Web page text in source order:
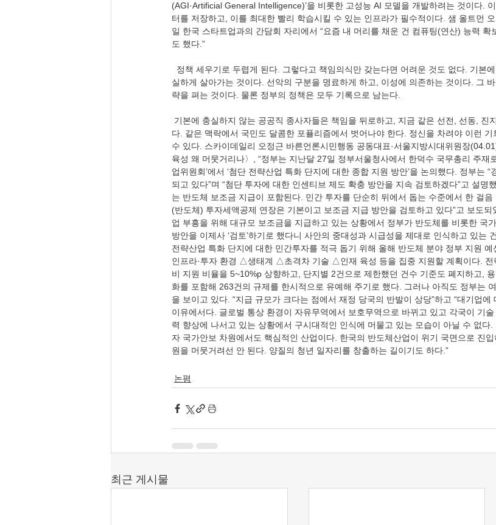
(AGI·Artificial General Intelligence)’을 비롯한 고성능 AI 모델을 개발하려는 것이다.
터를 저장하고, 이를 최대한 빨리 학습시킬 수 있는 인프라가 필수적이다. 샘 올트먼
일 한국 스타트업과의 간담회 자리에서 “요즘 내 머리를 채운 건 컴퓨팅(연산) 능력 확
도 했다.”
실하게 살아가는 것이다. 선악의 구분을 명료하게 하고, 이성에 의존하는 것이다. 그
략을 펴는 것이다. 물론 정부의 정책은 모두 기록으로 남는다.
다. 같은 맥락에서 국민도 달콤한 포퓰리즘에서 벗어나야 한다. 정신을 차려야 이런
수 있다. 스카이데일리 오정근 바른언론시민행동 공동대표·서울지방시대위원장
육성 왜 머뭇거리나〉, “정부는 지난달 27일 정부서울청사에서 한덕수 국무총리 주재
업위원회’에서 ‘첨단 전략산업 특화 단지에 대한 종합 지원 방안’을 논의했다. 정부는
되고 있다”며 “첨단 투자에 대한 인센티브 제도 확충 방안을 지속 검토하겠다”고 설명
는 반도체 보조금 지급이 포함된다. 민간 투자를 단순히 뒤에서 돕는 수준에서 한 걸음
(반도체) 투자세액공제 연장은 기본이고 보조금 지급 방안을 검토하고 있다”고 보도
업 부흥을 위해 대규모 보조금을 지급하고 있는 상황에서 정부가 반도체를 비롯한 국
방안을 이제사 ‘검토’하기로 했다니 사안의 중대성과 시급성을 제대로 인식하고 있는
전략산업 특화 단지에 대한 민간투자를 적극 돕기 위해 올해 반도체 분야 정부 지원
인프라·투자 환경 △생태계 △초격차 기술 △인재 육성 등을 집중 지원할 계획이다. 전
비 지원 비율을 5~10%p 상향하고, 단지별 2건으로 제한했던 건수 기준도 폐지하고,
화를 포함해 263건의 규제를 한시적으로 유예해 주기로 했다. 그러나 아직도 정부는
을 보이고 있다. “지급 규모가 크다는 점에서 재정 당국의 반발이 상당”하고 “대기업에
이유에서다. 글로벌 통상 환경이 자유무역에서 보호무역으로 바뀌고 있고 각국이 기
력 향상에 나서고 있는 상황에서 구시대적인 인식에 머물고 있는 모습이 아닐 수 없다
자 국가안보 차원에서도 핵심적인 산업이다. 한국의 반도체산업이 위기 국면으로 진
원을 머뭇거려선 안 된다. 양질의 청년 일자리를 창출하는 길이기도 하다.”
논평
최근 게시물